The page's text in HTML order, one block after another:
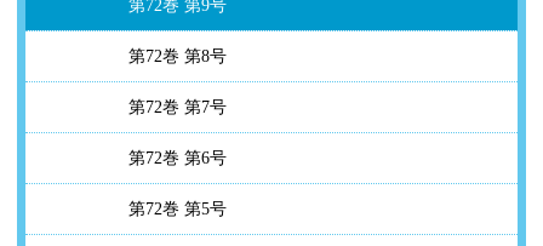
第72巻 第9号
第72巻 第8号
第72巻 第7号
第72巻 第6号
第72巻 第5号